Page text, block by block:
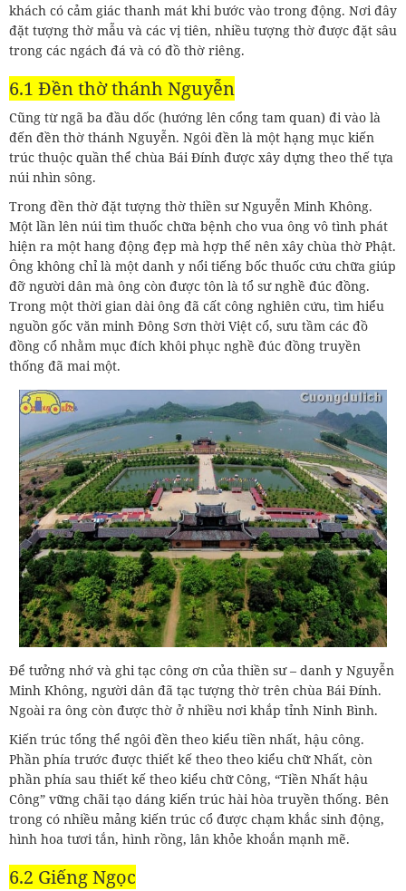
khách có cảm giác thanh mát khi bước vào trong động. Nơi đây
đặt tượng thờ mẫu và các vị tiên, nhiều tượng thờ được đặt sâu
trong các ngách đá và có đồ thờ riêng.
6.1 Đền thờ thánh Nguyễn
Cũng từ ngã ba đầu dốc (hướng lên cổng tam quan) đi vào là
đến đền thờ thánh Nguyễn. Ngôi đền là một hạng mục kiến
trúc thuộc quần thể chùa Bái Đính được xây dựng theo thế tựa
núi nhìn sông.
Trong đền thờ đặt tượng thờ thiền sư Nguyễn Minh Không.
Một lần lên núi tìm thuốc chữa bệnh cho vua ông vô tình phát
hiện ra một hang động đẹp mà hợp thế nên xây chùa thờ Phật.
Ông không chỉ là một danh y nổi tiếng bốc thuốc cứu chữa giúp
đỡ người dân mà ông còn được tôn là tổ sư nghề đúc đồng.
Trong một thời gian dài ông đã cất công nghiên cứu, tìm hiểu
nguồn gốc văn minh Đông Sơn thời Việt cổ, sưu tầm các đồ
đồng cổ nhằm mục đích khôi phục nghề đúc đồng truyền
thống đã mai một.
Để tưởng nhớ và ghi tạc công ơn của thiền sư – danh y Nguyễn
Minh Không, người dân đã tạc tượng thờ trên chùa Bái Đính.
Ngoài ra ông còn được thờ ở nhiều nơi khắp tỉnh Ninh Bình.
Kiến trúc tổng thể ngôi đền theo kiểu tiền nhất, hậu công.
Phần phía trước được thiết kế theo theo kiểu chữ Nhất, còn
phần phía sau thiết kế theo kiểu chữ Công, “Tiền Nhất hậu
Công” vững chãi tạo dáng kiến trúc hài hòa truyền thống. Bên
trong có nhiều mảng kiến trúc cổ được chạm khắc sinh động,
hình hoa tươi tắn, hình rồng, lân khỏe khoắn mạnh mẽ.
6.2 Giếng Ngọc